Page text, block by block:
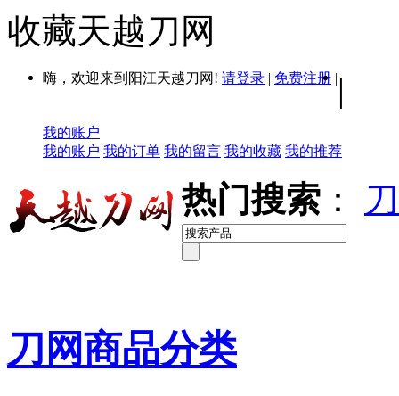
收藏天越刀网
嗨，欢迎来到阳江天越刀网! 请登录 | 免费注册 | |
我的账户
我的账户 我的订单 我的留言 我的收藏 我的推荐
热门搜索 ：
刀网商品分类